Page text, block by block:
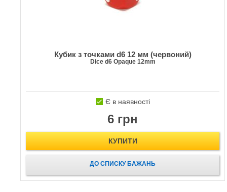
Кубик з точками d6 12 мм (червоний)
Dice d6 Opaque 12mm
Є в наявності
6 грн
КУПИТИ
ДО СПИСКУ БАЖАНЬ